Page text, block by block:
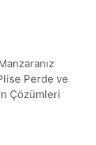
Perde ve
Çözümleri